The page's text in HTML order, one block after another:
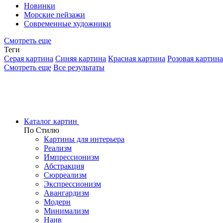
Новинки
Морские пейзажи
Современные художники
Смотреть еще
Теги
Серая картина Синяя картина Красная картина Розовая картина
Смотреть еще Все результаты
Каталог картин
По Стилю
Картины для интерьера
Реализм
Импрессионизм
Абстракция
Сюрреализм
Экспрессионизм
Авангардизм
Модерн
Минимализм
Наив